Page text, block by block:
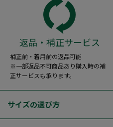
返品・補正サービス
補正前・着用前の返品可能
※一部返品不可商品あり購入時の補
正サービスも承ります。
サイズの選び方